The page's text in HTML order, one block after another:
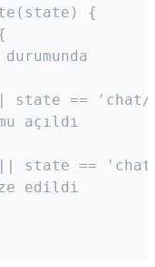
{
durumunda
state ==
açıldı
state ==
edildi